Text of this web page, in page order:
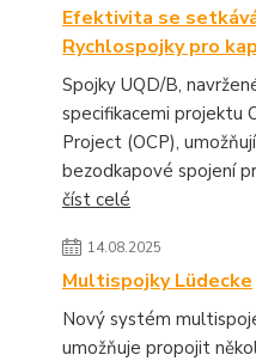
Efektivita se
Rychlospojky pro
Spojky UQD/B,
specifikacemi projektu
Project (OCP),
bezodkapové spojení
číst celé
14.08.2025
Multispojky Lüdecke
Nový systém
umožňuje propojit